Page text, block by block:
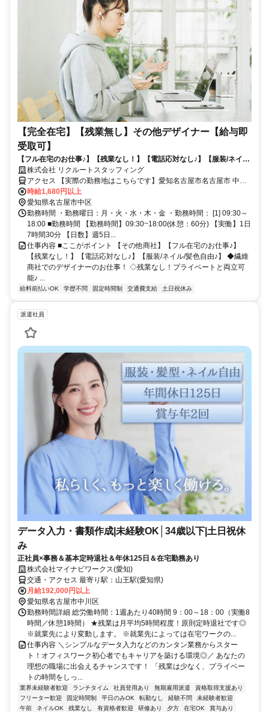
【完全在宅】【残業無し】その他デザイナー【給与即
受取可】
【フル在宅のお仕事♪】【残業なし！】【電話応対なし♪】【服装/ネイル/
髪色自由♪】◆繊維商社でのデザイナーのお仕事！
株式会社 リクルートスタッフィング
アクセス 【実際の勤務地はこちらです】愛知名古屋市名古屋市 中区
伏見(愛知県)駅徒歩2分
時給1,680円以上
愛知県名古屋市中区
勤務時間 ・勤務曜日：月・火・水・木・金 ・勤務時間： [1] 09:30～
18:00 ■勤務時間 【勤務時間】09:30~18:00(休憩：60分) 【実働】1日
7時間30分 【日数】週5日...
仕事内容 ■ここがポイント 【その他商社】【フル在宅のお仕事♪】
【残業なし！】【電話応対なし♪】【服装/ネイル/髪色自由♪】 ◆繊維
商社でのデザイナーのお仕事！ ◇残業なし！プライベートと両立可
能♪ ...
給料前払いOK 学歴不問 固定時間制 交通費支給 土日祝休み
派遣社員
データ入力・書類作成|未経験OK│34歳以下|土日祝休
み
正社員×事務＆基本定時退社＆年休125日＆在宅勤務あり
株式会社マイナビワークス(愛知)
交通・アクセス 最寄り駅：山王駅(愛知県)
月給192,000円以上
愛知県名古屋市中川区
勤務時間詳細 総労働時間：1週あたり40時間 9：00～18：00（実働8
時間／休憩1時間） ★残業は月平均5時間程度！原則定時退社です◎
※就業先により変動します。 ※就業先によっては在宅ワークの...
仕事内容 ＼シンプルなデータ入力などのカンタン業務からスター
ト！オフィスワーク初心者でもキャリアを築ける環境◎／ あなたの
理想の職場に出会えるチャンスです！ 「残業は少なく、プライベー
トの時間をしっ...
業界未経験者歓迎 ランチタイム 社員登用あり 無期雇用派遣
資格取得支援あり
フリーター歓迎
固定時間制 平日のみOK 転勤なし 経験不問
未経験者歓迎
午前
ネイルOK 残業なし 有資格者歓迎 研修あり 夕方 在宅OK
賞与あり